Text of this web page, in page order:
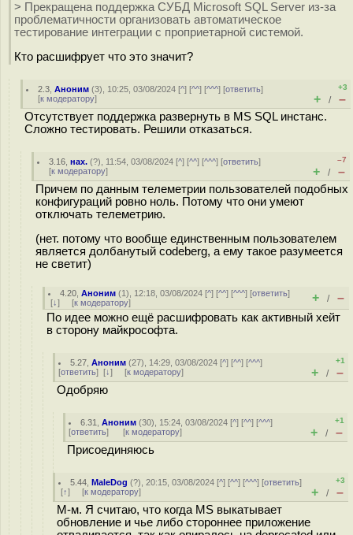
> Прекращена поддержка СУБД Microsoft SQL Server из-за
проблематичности организовать автоматическое
тестирование интеграции с проприетарной системой.
Кто расшифрует что это значит?
2.3 ,Аноним (3), 10:25, 03/08/2024 [^] [^^] [^^^] [ответить]
[к модератору]
+3
+ / –
Отсутствует поддержка развернуть в MS SQL инстанс.
Сложно тестировать. Решили отказаться.
3.16 ,нах. (?), 11:54, 03/08/2024 [^] [^^] [^^^] [ответить]
[к модератору]
–7
+ / –
Причем по данным телеметрии пользователей подобных
конфигураций ровно ноль. Потому что они умеют
отключать телеметрию.
(нет. потому что вообще единственным пользователем
является долбанутый codeberg, а ему такое разумеется
не светит)
4.20 ,Аноним (1), 12:18, 03/08/2024 [^] [^^] [^^^] [ответить]
[↓] [к модератору] + / –
По идее можно ещё расшифровать как активный хейт
в сторону майкрософта.
5.27 ,Аноним (27), 14:29, 03/08/2024 [^] [^^] [^^^]
[ответить] [↓] [к модератору]
+1
+ / –
Одобряю
6.31 ,Аноним (30), 15:24, 03/08/2024 [^] [^^] [^^^]
[ответить] [к модератору]
+1
+ / –
Присоединяюсь
5.44 ,MaleDog (?), 20:15, 03/08/2024 [^] [^^] [^^^] [ответить]
[↑] [к модератору]
+3
+ / –
М-м. Я считаю, что когда MS выкатывает
обновление и чье либо стороннее приложение